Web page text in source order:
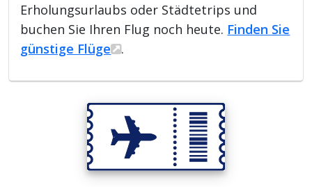
Erholungsurlaubs oder Städtetrips und
buchen Sie Ihren Flug noch heute. Finden Sie
günstige Flüge
.